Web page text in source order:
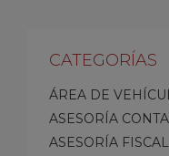
CATEGORÍAS
ÁREA DE
ASESORÍA
ASESORÍA FISCAL